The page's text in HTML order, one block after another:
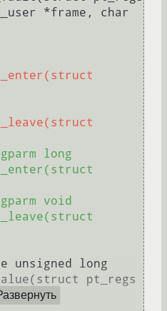
*frame, char
long
void
pt_regs